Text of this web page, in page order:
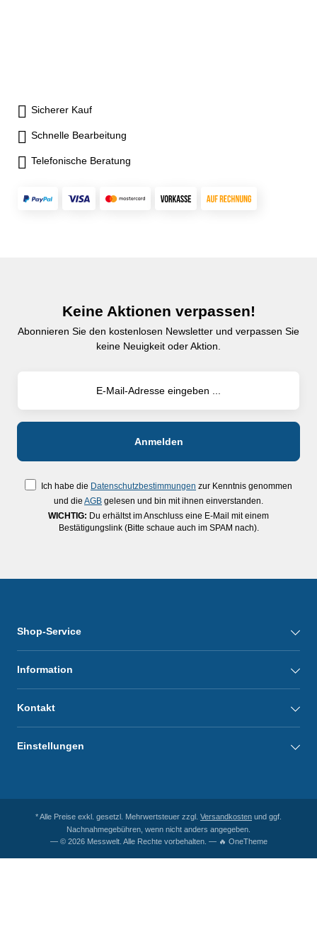
Sicherer Kauf
Schnelle Bearbeitung
Telefonische Beratung
Keine Aktionen verpassen!
Abonnieren Sie den kostenlosen Newsletter und verpassen Sie
keine Neuigkeit oder Aktion.
Ich habe die Datenschutzbestimmungen zur Kenntnis genommen
und die AGB gelesen und bin mit ihnen einverstanden.
WICHTIG: Du erhältst im Anschluss eine E-Mail mit einem
Bestätigungslink (Bitte schaue auch im SPAM nach).
Shop-Service
Information
Kontakt
Einstellungen
* Alle Preise exkl. gesetzl. Mehrwertsteuer zzgl. Versandkosten und ggf.
Nachnahmegebühren, wenn nicht anders angegeben.
— © 2026 Messwelt. Alle Rechte vorbehalten. — 🔥 OneTheme